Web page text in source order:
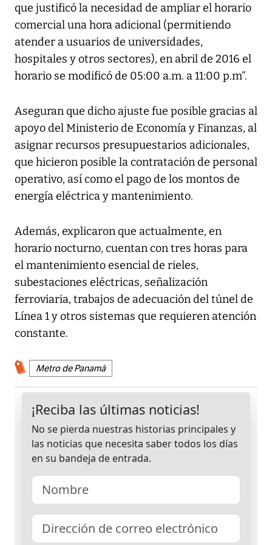
que justificó la necesidad de ampliar el horario
comercial una hora adicional (permitiendo
atender a usuarios de universidades,
hospitales y otros sectores), en abril de 2016 el
horario se modificó de 05:00 a.m. a 11:00 p.m”.
Aseguran que dicho ajuste fue posible gracias al
apoyo del Ministerio de Economía y Finanzas, al
asignar recursos presupuestarios adicionales,
que hicieron posible la contratación de personal
operativo, así como el pago de los montos de
energía eléctrica y mantenimiento.
Además, explicaron que actualmente, en
horario nocturno, cuentan con tres horas para
el mantenimiento esencial de rieles,
subestaciones eléctricas, señalización
ferroviaria, trabajos de adecuación del túnel de
Línea 1 y otros sistemas que requieren atención
constante.
Metro de Panamá